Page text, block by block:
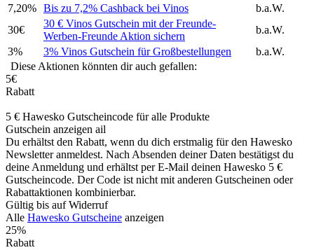
7,20% Bis zu 7,2% Cashback bei Vinos
b.a.W.
30€
30 € Vinos Gutschein mit der Freunde-
Werben-Freunde Aktion sichern
b.a.W.
3%
3% Vinos Gutschein für Großbestellungen
b.a.W.
Diese Aktionen könnten dir auch gefallen:
5€
Rabatt
5 € Hawesko Gutscheincode für alle Produkte
Gutschein anzeigen ail
Du erhältst den Rabatt, wenn du dich erstmalig für den Hawesko
Newsletter anmeldest. Nach Absenden deiner Daten bestätigst du
deine Anmeldung und erhältst per E-Mail deinen Hawesko 5 €
Gutscheincode. Der Code ist nicht mit anderen Gutscheinen oder
Rabattaktionen kombinierbar.
Gültig bis auf Widerruf
Alle Hawesko Gutscheine anzeigen
25%
Rabatt